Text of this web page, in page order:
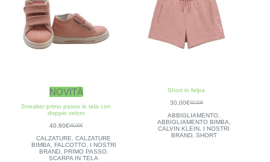
NOVITÀ
Sneaker primo passo in tela con
doppio velcro
68,00€
40,80€
CALZATURE
,CALZATURE
BIMBA
FALCOTTO,
I NOSTRI
BRAND, PRIMO PASSO,
SCARPA IN TELA
Short in felpa
60,00€
30,00€
ABBIGLIAMENTO
ABBIGLIAMENTO BIMBA
CALVIN KLEIN
I NOSTRI
BRAND, SHORT